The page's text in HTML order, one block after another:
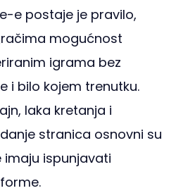
e postaje je pravilo,
mogućnost
igrama bez
i bilo kojem trenutku.
laka kretanja i
stranica osnovni su
ispunjavati